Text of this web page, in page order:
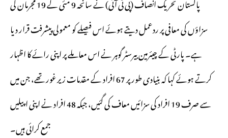
سزاؤں کی معافی پر ردعمل دیتے ہوئے اس فیصلے کو معمولی پیشرفت قرار دیا
ہے۔ پارٹی کے چیئرمین بیرسٹر گوہر نے اس معاملے پر اپنی رائے کا اظہار
کرتے ہوئے کہا کہ بنیادی طور پر 67 افراد کے مقدمات زیر غور تھے، جن میں
سے صرف 19 افراد کی سزائیں معاف کی گئیں، جبکہ 48 افراد نے اپنی اپیلیں
جمع کرائی ہیں۔